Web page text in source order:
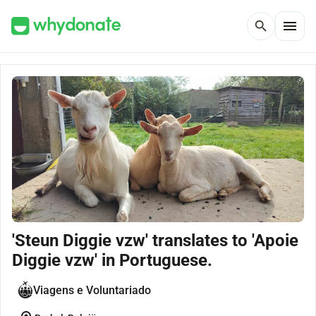
search menu
'Steun Diggie vzw' translates to 'Apoie
Diggie vzw' in Portuguese.
Viagens e Voluntariado